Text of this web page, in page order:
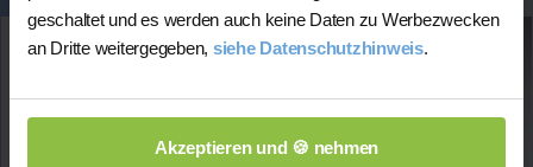
geschaltet und es werden auch keine Daten zu Werbezwecken
an Dritte weitergegeben, siehe Datenschutzhinweis.
Akzeptieren und 🍪 nehmen
Eva
81369 München